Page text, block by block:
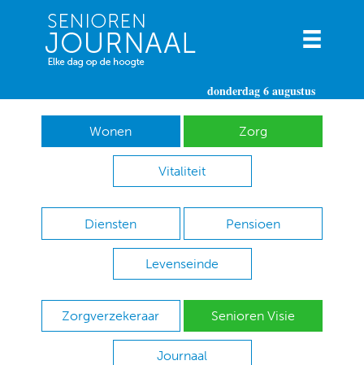
donderdag 6 augustus
Wonen Zorg
Vitaliteit
Diensten Pensioen
Levenseinde
Zorgverzekeraar Senioren Visie
Journaal